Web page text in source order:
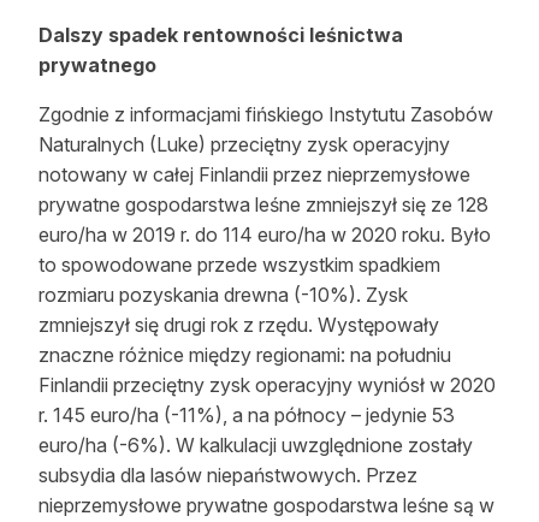
Dalszy spadek rentowności leśnictwa
prywatnego
Zgodnie z informacjami fińskiego Instytutu Zasobów
Naturalnych (Luke) przeciętny zysk operacyjny
notowany w całej Finlandii przez nieprzemysłowe
prywatne gospodarstwa leśne zmniejszył się ze 128
euro/ha w 2019 r. do 114 euro/ha w 2020 roku. Było
to spowodowane przede wszystkim spadkiem
rozmiaru pozyskania drewna (-10%). Zysk
zmniejszył się drugi rok z rzędu. Występowały
znaczne różnice między regionami: na południu
Finlandii przeciętny zysk operacyjny wyniósł w 2020
r. 145 euro/ha (-11%), a na północy – jedynie 53
euro/ha (-6%). W kalkulacji uwzględnione zostały
subsydia dla lasów niepaństwowych. Przez
nieprzemysłowe prywatne gospodarstwa leśne są w